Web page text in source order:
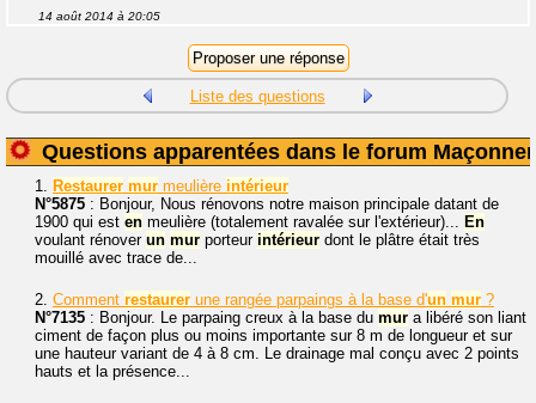
14 août 2014 à 20:05
Liste des questions
Questions apparentées dans le forum
1. Restaurer mur meulière intérieur
N°5875 : Bonjour, Nous rénovons notre maison principale datant de
1900 qui est en meulière (totalement ravalée sur l'extérieur)... En
voulant rénover un mur porteur intérieur dont le plâtre était très
mouillé avec trace de...
2. Comment restaurer une rangée parpaings à la base d'un mur ?
N°7135 : Bonjour. Le parpaing creux à la base du mur a libéré son liant
ciment de façon plus ou moins importante sur 8 m de longueur et sur
une hauteur variant de 4 à 8 cm. Le drainage mal conçu avec 2 points
hauts et la présence...